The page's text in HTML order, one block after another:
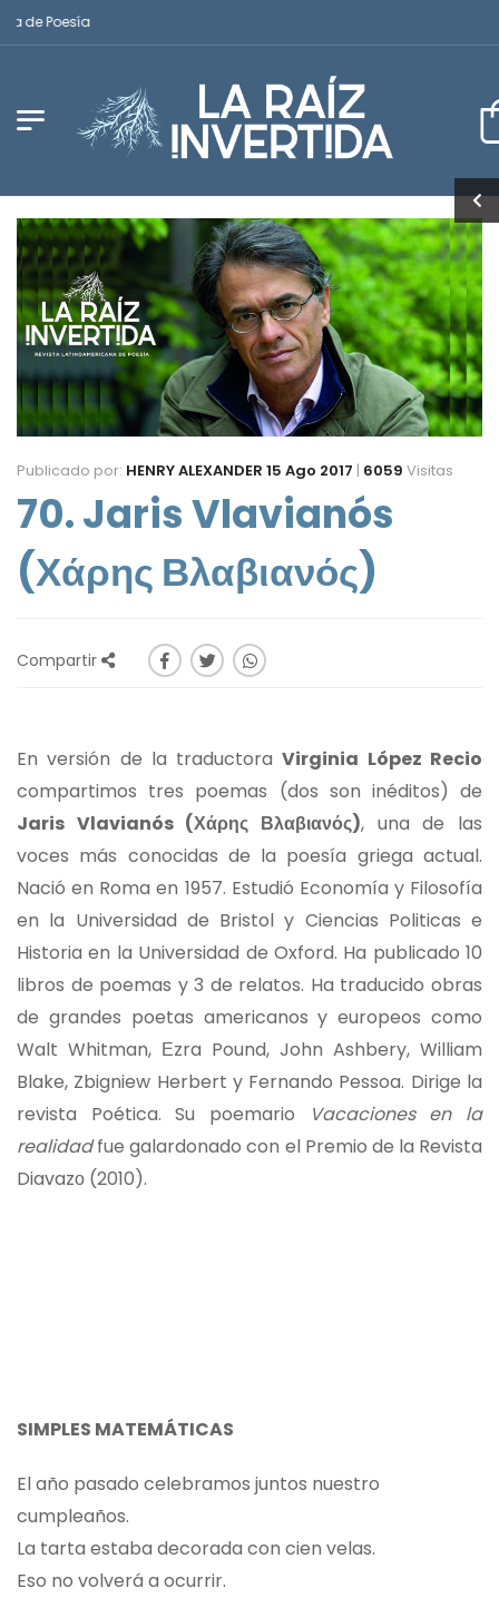
Poesía
Publicado por: HENRY ALEXANDER 15 Ago 2017 | 6059 Visitas
70. Jaris Vlavianós
(Χάρης Βλαβιανός)
Compartir
En versión de la traductoraVirginia López Recio
compartimos tres poemas (dos son inéditos) de
Jaris Vlavianós (Χάρης Βλαβιανός), una de las
voces más conocidas de la poesía griega actual.
Nació en Roma en 1957. Estudió Economía y Filosofía
en la Universidad de Bristol y Ciencias Politicas e
Historia en la Universidad de Oxford. Ha publicado 10
libros de poemas y 3 de relatos. Ha traducido obras
de grandes poetas americanos y europeos como
Walt Whitman, Εzra Pound, John Ashbery, William
Blake, Zbigniew Herbert y Fernando Pessoa. Dirige la
revista Poética. Su poemario
Vacaciones en la
realidadfue galardonado con el Premio de la Revista
Diavazο (2010).
SIMPLES MATEMÁTICAS
El año pasado celebramos juntos nuestro
cumpleaños.
La tarta estaba decorada con cien velas.
Eso no volverá a ocurrir.